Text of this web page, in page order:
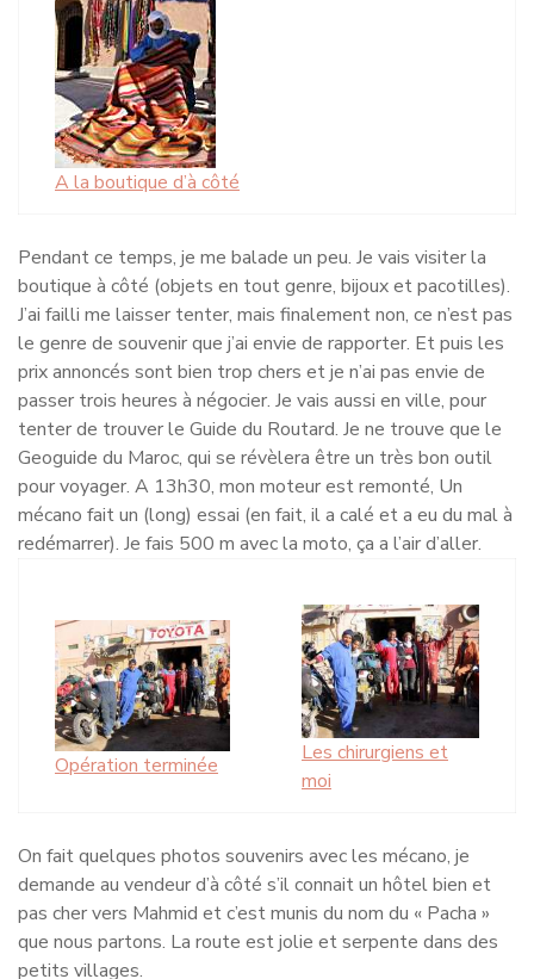
A la boutique d’à côté
Pendant ce temps, je me balade un peu. Je vais visiter la
boutique à côté (objets en tout genre, bijoux et pacotilles).
J’ai failli me laisser tenter, mais finalement non, ce n’est pas
le genre de souvenir que j’ai envie de rapporter. Et puis les
prix annoncés sont bien trop chers et je n’ai pas envie de
passer trois heures à négocier. Je vais aussi en ville, pour
tenter de trouver le Guide du Routard. Je ne trouve que le
Geoguide du Maroc, qui se révèlera être un très bon outil
pour voyager. A 13h30, mon moteur est remonté, Un
mécano fait un (long) essai (en fait, il a calé et a eu du mal à
redémarrer). Je fais 500 m avec la moto, ça a l’air d’aller.
Opération terminée
Les chirurgiens et
moi
On fait quelques photos souvenirs avec les mécano, je
demande au vendeur d’à côté s’il connait un hôtel bien et
pas cher vers Mahmid et c’est munis du nom du « Pacha »
que nous partons. La route est jolie et serpente dans des
petits villages.